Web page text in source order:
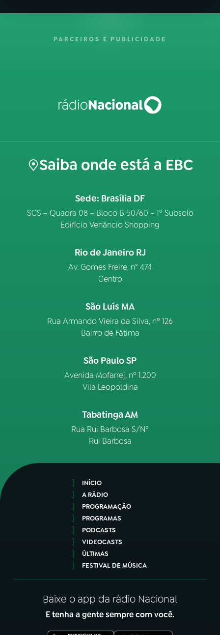
PARCEIROS E PUBLICIDADE
Saiba onde está a EBC
Sede: Brasília DF
SCS – Quadra 08 – Bloco B 50/60 – 1º Subsolo
Edifício Venâncio Shopping
Rio de Janeiro RJ
Av. Gomes Freire, n° 474
Centro
São Luís MA
Rua Armando Vieira da Silva, nº 126
Bairro de Fátima
São Paulo SP
Avenida Mofarrej, nº 1.200
Vila Leopoldina
Tabatinga AM
Rua Rui Barbosa S/Nº
Rui Barbosa
INÍCIO
A RÁDIO
PROGRAMAÇÃO
PROGRAMAS
PODCASTS
VIDEOCASTS
ÚLTIMAS
FESTIVAL DE MÚSICA
Baixe o app da rádio Nacional
E tenha a gente sempre com você.